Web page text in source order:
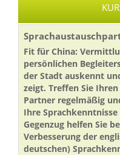
Fit für China:
persönlichen
der Stadt auskennt
zeigt. Treffen Sie
Partner regelmäßig
Ihre Sprachkenntnisse
Gegenzug helfen Sie
Verbesserung der
deutschen)